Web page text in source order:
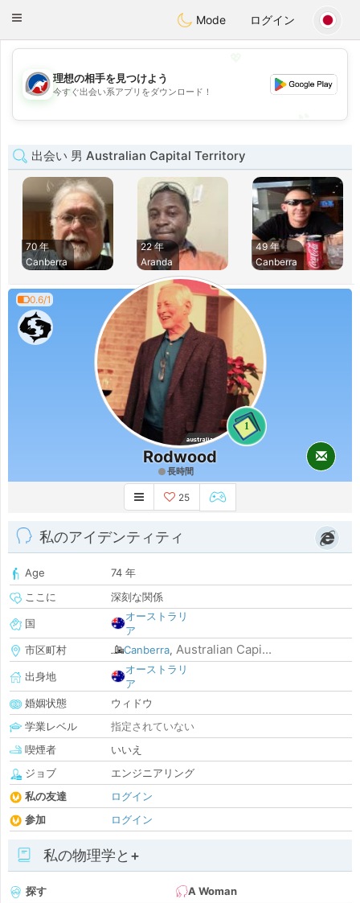
AustraliaChat
Toggle
Mode ログイン
💖
💕
理想の相手を見つけよう
今すぐ出会い系アプリをダウンロード！
出会い 男 Australian Capital Territory
70 年
Canberra
22 年
Aranda
49 年
Canberra
0.6/1
1
Rodwood
長時間
25
私のアイデンティティ
Age
74 年
ここに
深刻な関係
国
オーストラリ
ア
市区町村
Canberra, Australian Capi...
出身地
オーストラリ
ア
婚姻状態
ウィドウ
学業レベル
指定されていない
喫煙者
いいえ
ジョブ
エンジニアリング
私の友達
ログイン
参加
ログイン
私の物理学と+
探す
A Woman